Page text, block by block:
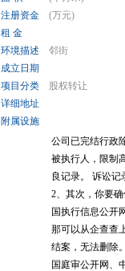
注册资金
(万元)
租 金
环境描述
邻街
成立日期
项目分类
股权转让
详细地址
附属设施
公司已完结行政
被执行人，限制
良记录。 诉讼
2、其次，你要
国执行信息公开
那可以从企查查
结案，无法删除
国庭审公开网、